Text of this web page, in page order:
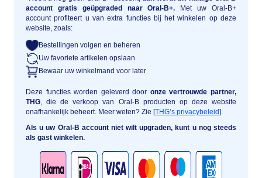
account gratis geüpgraded naar Oral-B+. Met uw Oral-B+
account profiteert u van extra functies bij het winkelen op deze
website, zoals:
Bestellingen volgen en beheren
Uw favoriete artikelen opslaan
Bewaar uw winkelmand voor later
Deze functies worden geleverd door onze vertrouwde partner,
THG , die de verkoop van Oral-B producten op deze website
onafhankelijk beheert. Meer weten? Zie [THG’s privacybeleid].
Als u uw Oral-B account niet wilt upgraden, kunt u nog steeds
als gast winkelen.